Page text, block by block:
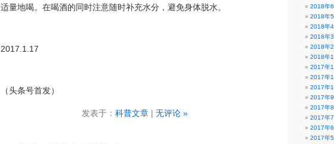
适量地喝。在喝酒的同时注意随时补充水分，避免身体脱水。
2017.1.17
（头条号首发）
发表于： 科普文章 | 无评论 »
2018年6
2018年5
2018年4
2018年3
2018年2
2018年1
2017年
2017年
2017年
2017年9
2017年8
2017年7
2017年6
2017年5